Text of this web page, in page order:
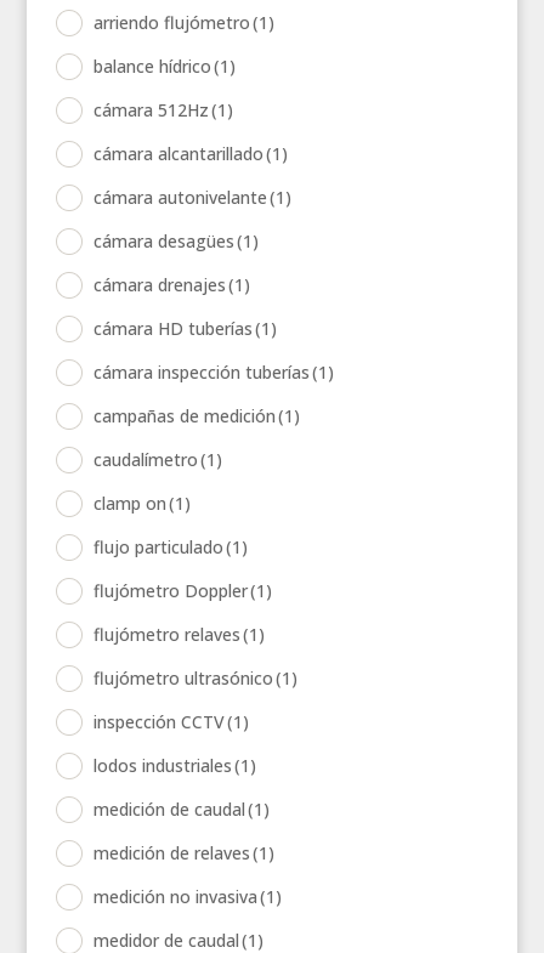
arriendo flujómetro(1)
balance hídrico(1)
cámara 512Hz(1)
cámara alcantarillado(1)
cámara autonivelante(1)
cámara desagües(1)
cámara drenajes(1)
cámara HD tuberías(1)
cámara inspección tuberías(1)
campañas de medición(1)
caudalímetro(1)
clamp on(1)
flujo particulado(1)
flujómetro Doppler(1)
flujómetro relaves(1)
flujómetro ultrasónico(1)
inspección CCTV(1)
lodos industriales(1)
medición de caudal(1)
medición de relaves(1)
medición no invasiva(1)
medidor de caudal(1)